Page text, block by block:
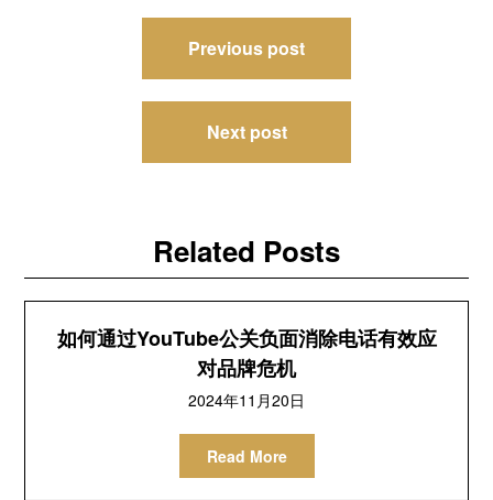
Previous post
Next post
Related Posts
如何通过YouTube公关负面消除电话有效应
对品牌危机
2024年11月20日
Read More